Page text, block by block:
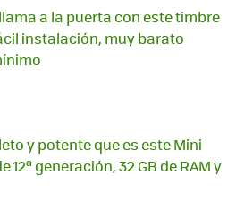
a la puerta con este timbre
instalación, muy barato
y potente que es este Mini
12ª generación, 32 GB de RAM y